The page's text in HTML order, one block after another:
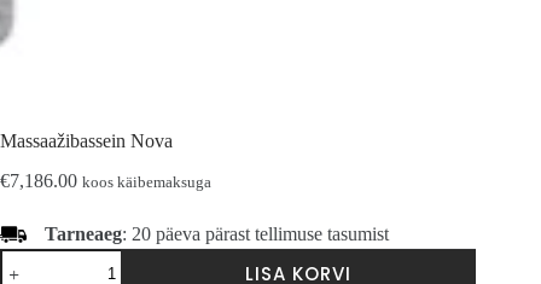
Massaažibassein Nova
€7,186.00 koos käibemaksuga
Tarneaeg: 20 päeva pärast tellimuse tasumist
Masažinis
baseinas
LISA KORVI